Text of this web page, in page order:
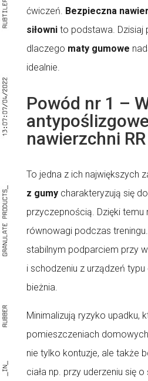
ćwiczeń. Bezpieczna
siłownito podstawa. Dzisiaj
dlaczego maty gumowe
idealnie.
Powód nr 1 –
antypoślizgowe
nawierzchni RR
To jedna z ich największych
z gumy charakteryzują się
przyczepnością. Dzięki temu
równowagi podczas
stabilnym podparciem przy
i schodzeniu z urządzeń
bieżnia.
Minimalizują ryzyko upadku,
pomieszczeniach
nie tylko kontuzje, ale także
ciała np. przy uderzeniu się